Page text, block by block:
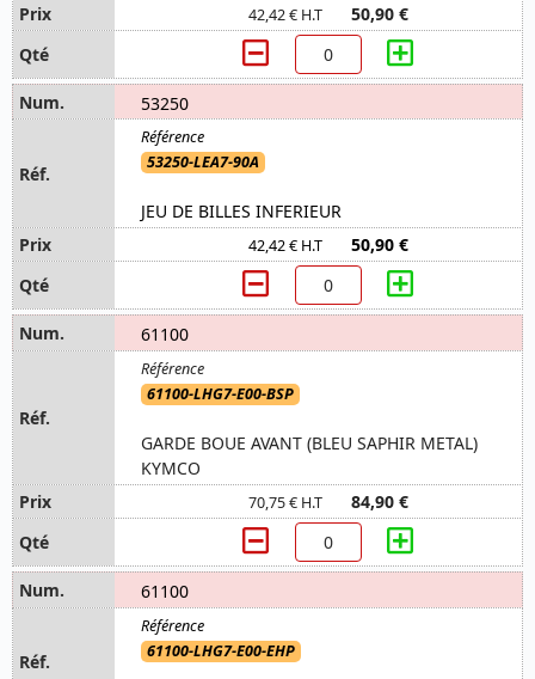
42,42 € H.T 50,90 €
53250
53250-LEA7-90A
JEU DE BILLES INFERIEUR
42,42 € H.T 50,90 €
61100
61100-LHG7-E00-BSP
GARDE BOUE AVANT (BLEU SAPHIR METAL)
KYMCO
70,75 € H.T 84,90 €
61100
61100-LHG7-E00-EHP